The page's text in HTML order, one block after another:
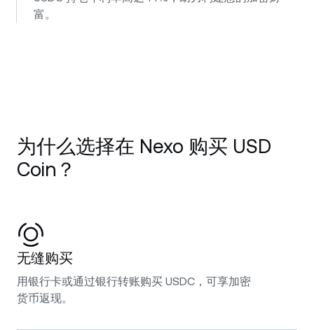
富。
为什么选择在 Nexo 购买 USD
Coin？
无缝购买
用银行卡或通过银行转账购买 USDC，可享加密
货币返现。